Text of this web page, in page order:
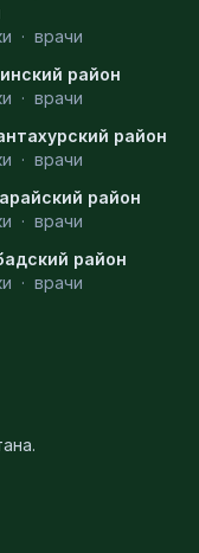
· врачи
район
· врачи
район
· врачи
район
· врачи
район
· врачи